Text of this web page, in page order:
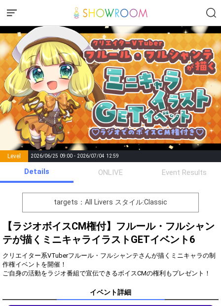
Level 2026/06/25 09:00 - 2026/07/04 12:59
Points List of Goal
number of
positions
Rema
0 Event Begins!
オリジナルアバター制作権獲
得！
Gifting
Throw gifts to the stage and join
the live performance.
Show Gold to purchase gifts
Comments
refrain from posting comments
other users.
Details ONLIVE Event Results
targets：All Livers スタイル:Classic
【ラジオボイスCM権付】フルール・フルシャン
テが描くミニキャライラストGETイベント6
クリエイター系VTuberフルール・フルシャンテさんが描くミニキャラの制
作権イベントを開催！
ご自身の活動をラジオ番組で宣伝できるボイスCMの権利もプレゼント！
イベント詳細